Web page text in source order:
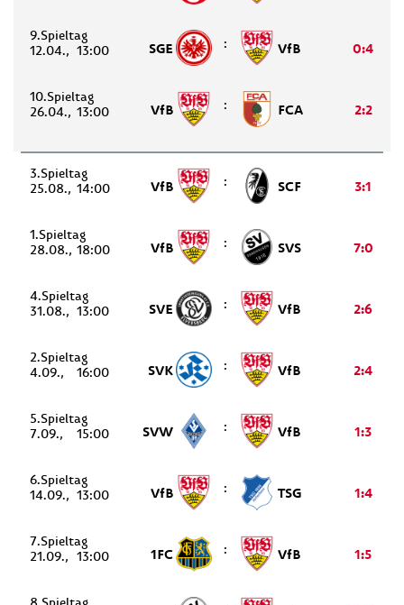
9.
12.04.
13:00 SGE : VfB 0:4
10.
26.04. 13:00 VfB : FCA 2:2
3.
25.08. 14:00 VfB : SCF 3:1
1.
28.08. 18:00 VfB : SVS 7:0
4.
31.08.
13:00 SVE : VfB 2:6
2.
4.09.
16:00 SVK : VfB 2:4
5.
7.09.
15:00 SVW : VfB 1:3
6.
14.09.
13:00 VfB : TSG 1:4
7.
21.09.
13:00 1FC : VfB 1:5